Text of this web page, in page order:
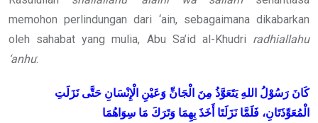
memohon perlindungan dari ‘ain, sebagaimana dikabarkan
oleh sahabat yang mulia, Abu Sa’id al-Khudri radhiallahu
‘anhu:
كَانَ رَسُوْلُ اللهِ يَتَعَوَّذُ مِنَ الْجَانِّ وَعَيْنِ الْإِنْسَانِ حَتَّى نَزَلَتِ
الْمُعَوِّذَتَانِ، فَلَمَّا نَزَلَتَا أَخَذَ بِهِمَا وَتَرَكَ مَا سِوَاهُمَا